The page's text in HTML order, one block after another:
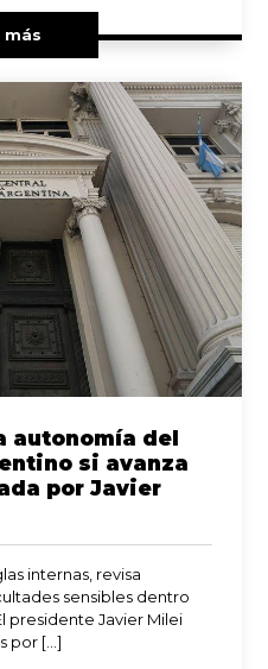
más
autonomía del
si avanza
por Javier
internas, revisa
sensibles dentro
presidente Javier Milei
por […]